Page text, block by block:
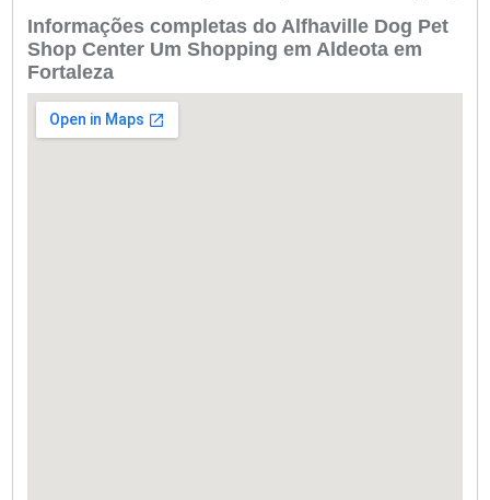
Informações completas do Alfhaville Dog Pet
Shop Center Um Shopping em Aldeota em
Fortaleza